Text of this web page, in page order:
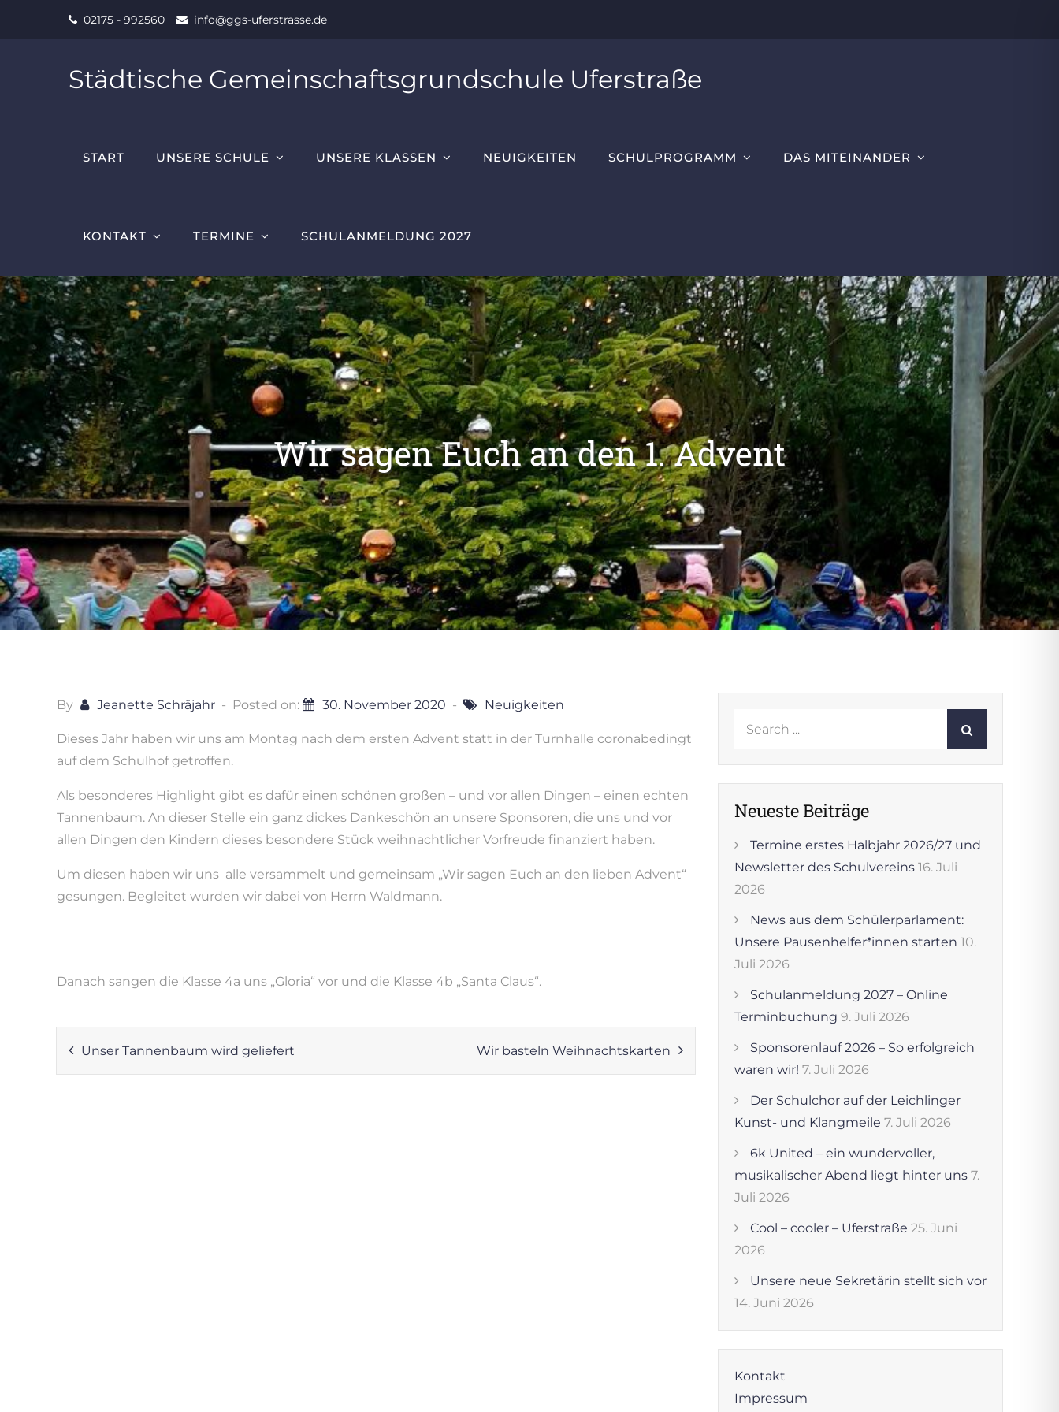
02175 - 992560 info@ggs-uferstrasse.de
Städtische Gemeinschaftsgrundschule Uferstraße
START UNSERE SCHULE UNSERE KLASSEN NEUIGKEITEN SCHULPROGRAMM DAS MITEINANDER
KONTAKT TERMINE SCHULANMELDUNG 2027
Wir sagen Euch an den 1. Advent
By Jeanette Schräjahr Posted on: 30. November 2020 Neuigkeiten
Dieses Jahr haben wir uns am Montag nach dem ersten Advent statt in der Turnhalle coronabedingt
auf dem Schulhof getroffen.
Als besonderes Highlight gibt es dafür einen schönen großen – und vor allen Dingen – einen echten
Tannenbaum. An dieser Stelle ein ganz dickes Dankeschön an unsere Sponsoren, die uns und vor
allen Dingen den Kindern dieses besondere Stück weihnachtlicher Vorfreude finanziert haben.
Um diesen haben wir uns alle versammelt und gemeinsam „Wir sagen Euch an den lieben Advent“
gesungen. Begleitet wurden wir dabei von Herrn Waldmann.
Danach sangen die Klasse 4a uns „Gloria“ vor und die Klasse 4b „Santa Claus“.
Beitragsnavigation
Unser Tannenbaum wird geliefert Wir basteln Weihnachtskarten
Neueste Beiträge
Termine erstes Halbjahr 2026/27 und
Newsletter des Schulvereins 16. Juli
2026
News aus dem Schülerparlament:
Unsere Pausenhelfer*innen starten 10.
Juli 2026
Schulanmeldung 2027 – Online
Terminbuchung 9. Juli 2026
Sponsorenlauf 2026 – So erfolgreich
waren wir! 7. Juli 2026
Der Schulchor auf der Leichlinger
Kunst- und Klangmeile 7. Juli 2026
6k United – ein wundervoller,
musikalischer Abend liegt hinter uns 7.
Juli 2026
Cool – cooler – Uferstraße 25. Juni
2026
Unsere neue Sekretärin stellt sich vor
14. Juni 2026
Kontakt
Impressum